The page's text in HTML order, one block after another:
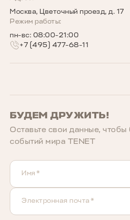
Беговое сообщество TENET
БУДЕМ ДРУЖИТЬ!
Оставьте свои данные, чтобы
событий мира TENET
Имя*
Электронная почта*
Москва, Цветочный проезд, д. 17
Режим работы:
пн-вс: 08:00-21:00
+7 (495) 477-68-11